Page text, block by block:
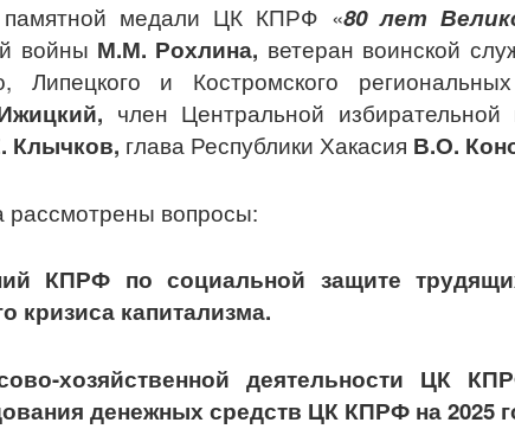
памятной медали ЦК КПРФ «80 лет
войны М.М. Рохлина, ветеран воинской
Липецкого и Костромского
член Центральной
Клычков, глава Республики Хакасия В.О.
вопросы:
КПРФ по социальной защите
кризиса капитализма.
хозяйственной деятельности ЦК
денежных средств ЦК КПРФ на 2025